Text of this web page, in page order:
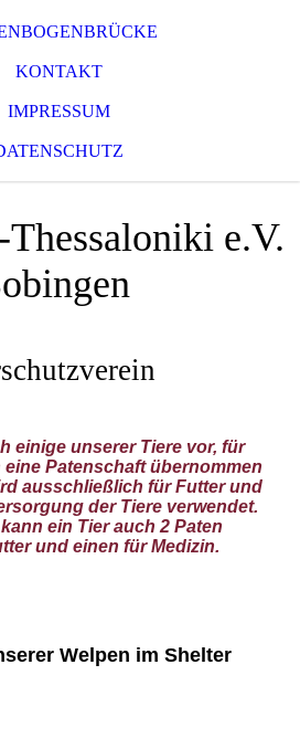
KONTAKT
IMPRESSUM
e.V.
einige unserer Tiere vor, für
Patenschaft übernommen
ausschließlich für Futter und
der Tiere verwendet.
ein Tier auch 2 Paten
und einen für Medizin.
Welpen im Shelter